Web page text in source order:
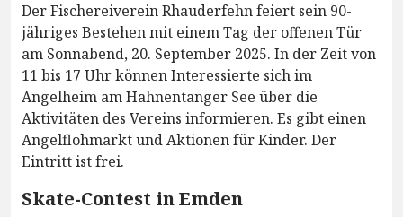
Der Fischereiverein Rhauderfehn feiert sein 90-
jähriges Bestehen mit einem Tag der offenen Tür
am Sonnabend, 20. September 2025. In der Zeit von
11 bis 17 Uhr können Interessierte sich im
Angelheim am Hahnentanger See über die
Aktivitäten des Vereins informieren. Es gibt einen
Angelflohmarkt und Aktionen für Kinder. Der
Eintritt ist frei.
Skate-Contest in Emden